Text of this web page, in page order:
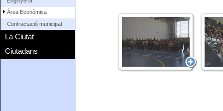
Àrea Econòmica
Contractació municipal
La Ciutat
Ciutadans